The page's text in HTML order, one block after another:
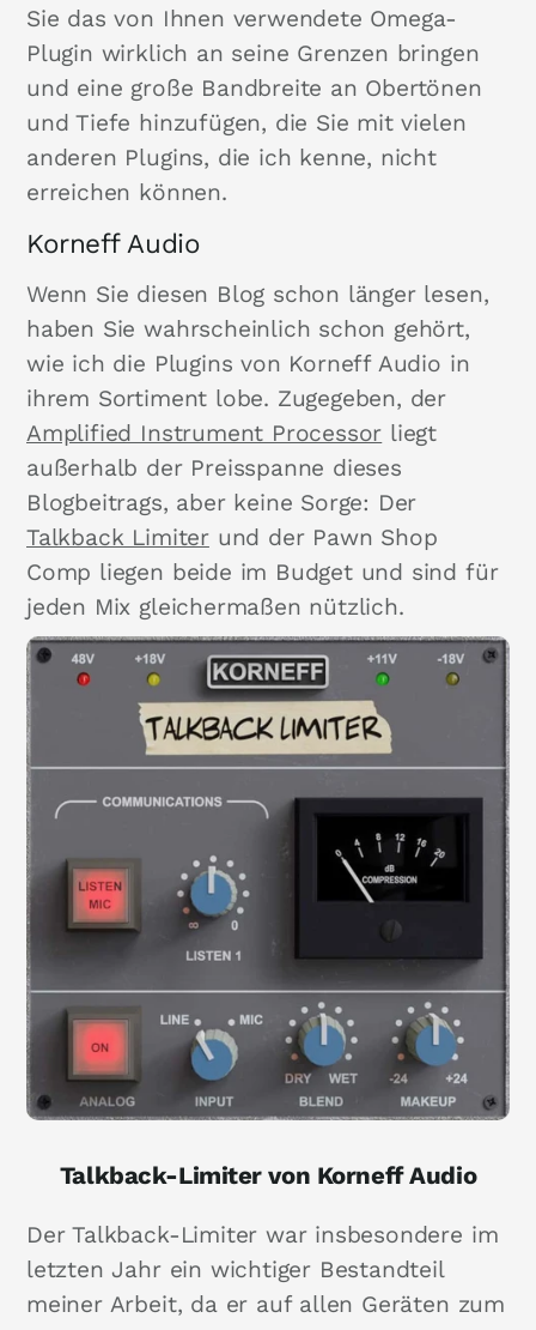
Sie das von Ihnen verwendete Omega-
Plugin wirklich an seine Grenzen bringen
und eine große Bandbreite an Obertönen
und Tiefe hinzufügen, die Sie mit vielen
anderen Plugins, die ich kenne, nicht
erreichen können.
Korneff Audio
Wenn Sie diesen Blog schon länger lesen,
haben Sie wahrscheinlich schon gehört,
wie ich die Plugins von Korneff Audio in
ihrem Sortiment lobe. Zugegeben, der
Amplified Instrument Processor liegt
außerhalb der Preisspanne dieses
Blogbeitrags, aber keine Sorge: Der
Talkback Limiterund der Pawn Shop
Comp liegen beide im Budget und sind für
jeden Mix gleichermaßen nützlich.
Talkback-Limiter von Korneff Audio
Der Talkback-Limiter war insbesondere im
letzten Jahr ein wichtiger Bestandteil
meiner Arbeit, da er auf allen Geräten zum